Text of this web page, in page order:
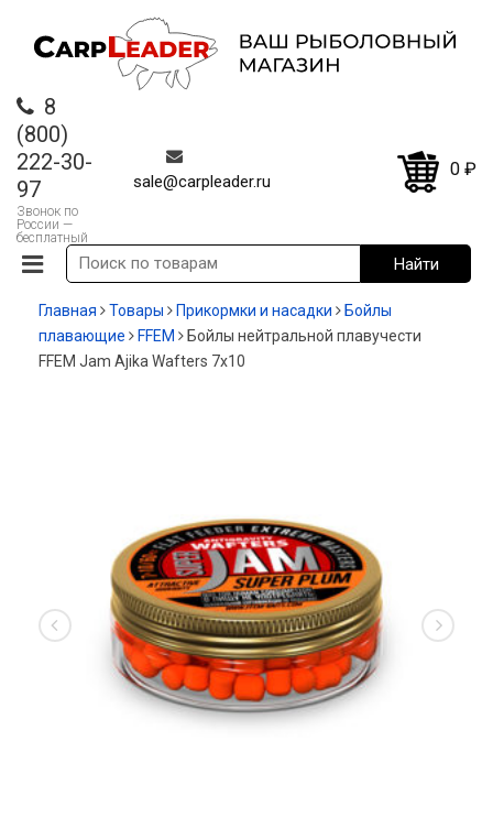
8
(800)
222-30-
97
Звонок по
России —
бесплатный
sale@carpleader.ru
0 ₽
Главная Товары Прикормки и насадки
Бойлы
плавающие
FFEM
Бойлы нейтральной плавучести
FFEM Jam Ajika Wafters 7x10